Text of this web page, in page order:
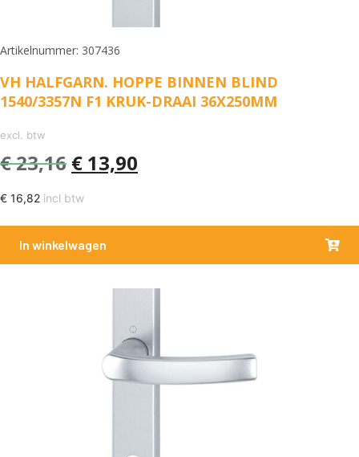
Artikelnummer: 307436
VH HALFGARN. HOPPE BINNEN BLIND
1540/3357N F1 KRUK-DRAAI 36X250MM
excl. btw
€23,16 € 13,90
€ 16,82 incl btw
In winkelwagen